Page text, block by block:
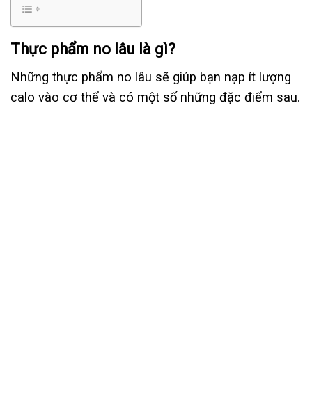
Thực phẩm no lâu là gì?
Những thực phẩm no lâu sẽ giúp bạn nạp ít lượng
calo vào cơ thể và có một số những đặc điểm sau.